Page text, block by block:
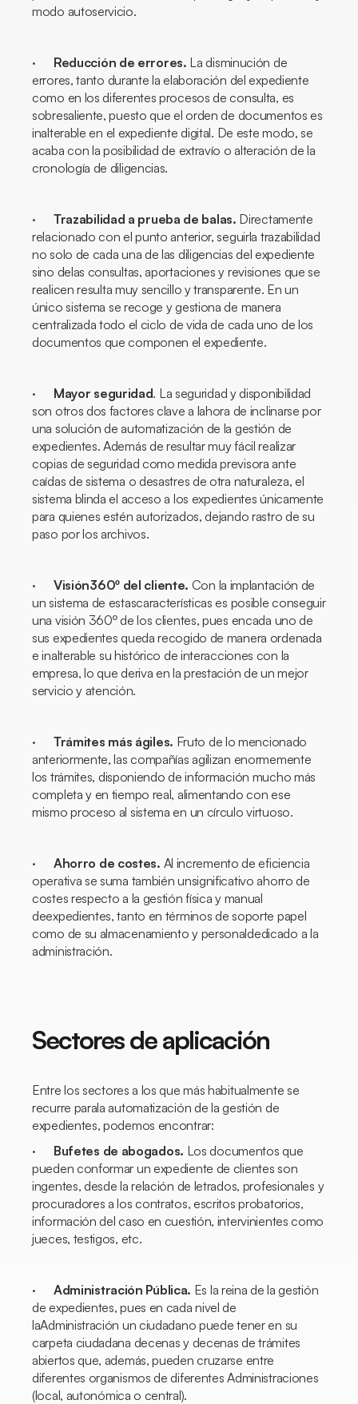
modo autoservicio.
· Reducción de errores. La disminución de
errores, tanto durante la elaboración del expediente
como en los diferentes procesos de consulta, es
sobresaliente, puesto que el orden de documentos es
inalterable en el expediente digital. De este modo, se
acaba con la posibilidad de extravío o alteración de la
cronología de diligencias.
· Trazabilidad a prueba de balas. Directamente
relacionado con el punto anterior, seguirla trazabilidad
no solo de cada una de las diligencias del expediente
sino delas consultas, aportaciones y revisiones que se
realicen resulta muy sencillo y transparente. En un
único sistema se recoge y gestiona de manera
centralizada todo el ciclo de vida de cada uno de los
documentos que componen el expediente.
· Mayor seguridad. La seguridad y disponibilidad
son otros dos factores clave a lahora de inclinarse por
una solución de automatización de la gestión de
expedientes. Además de resultar muy fácil realizar
copias de seguridad como medida previsora ante
caídas de sistema o desastres de otra naturaleza, el
sistema blinda el acceso a los expedientes únicamente
para quienes estén autorizados, dejando rastro de su
paso por los archivos.
· Visión360º del cliente. Con la implantación de
un sistema de estascaracterísticas es posible conseguir
una visión 360º de los clientes, pues encada uno de
sus expedientes queda recogido de manera ordenada
e inalterable su histórico de interacciones con la
empresa, lo que deriva en la prestación de un mejor
servicio y atención.
· Trámites más ágiles. Fruto de lo mencionado
anteriormente, las compañías agilizan enormemente
los trámites, disponiendo de información mucho más
completa y en tiempo real, alimentando con ese
mismo proceso al sistema en un círculo virtuoso.
· Ahorro de costes. Al incremento de eficiencia
operativa se suma también unsignificativo ahorro de
costes respecto a la gestión física y manual
deexpedientes, tanto en términos de soporte papel
como de su almacenamiento y personaldedicado a la
administración.
Sectores de aplicación
Entre los sectores a los que más habitualmente se
recurre parala automatización de la gestión de
expedientes, podemos encontrar:
· Bufetes de abogados. Los documentos que
pueden conformar un expediente de clientes son
ingentes, desde la relación de letrados, profesionales y
procuradores a los contratos, escritos probatorios,
información del caso en cuestión, intervinientes como
jueces, testigos, etc.
· Administración Pública. Es la reina de la gestión
de expedientes, pues en cada nivel de
laAdministración un ciudadano puede tener en su
carpeta ciudadana decenas y decenas de trámites
abiertos que, además, pueden cruzarse entre
diferentes organismos de diferentes Administraciones
(local, autonómica o central).